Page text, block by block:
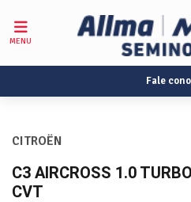
MENU
Fale
CITROËN
C3 AIRCROSS 1.0
CVT